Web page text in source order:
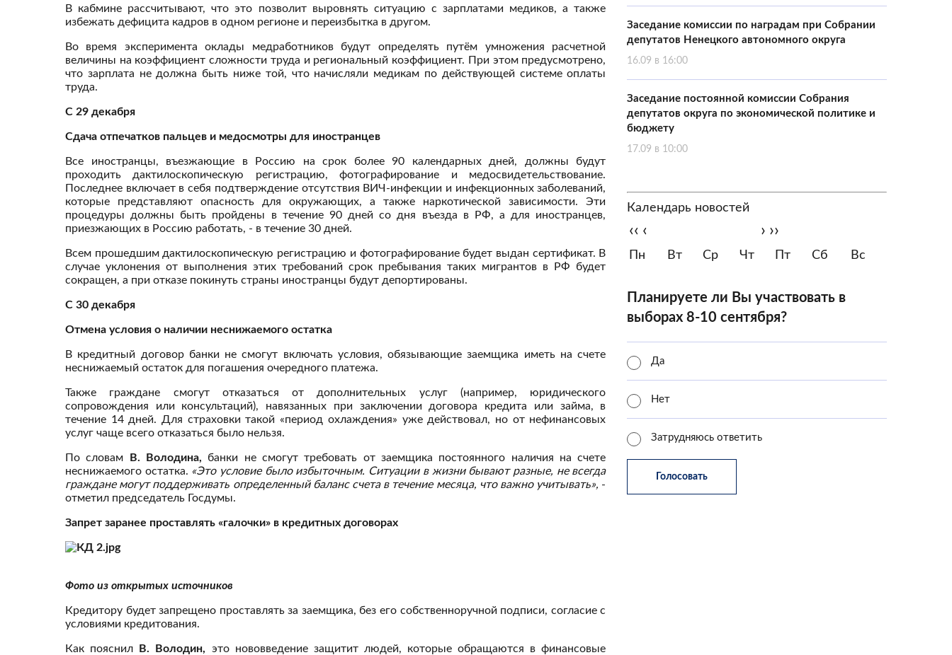
В кабмине рассчитывают, что это позволит выровнять ситуацию с зарплатами медиков, а также
избежать дефицита кадров в одном регионе и переизбытка в другом.
Во время эксперимента оклады медработников будут определять путём умножения расчетной
величины на коэффициент сложности труда и региональный коэффициент. При этом предусмотрено,
что зарплата не должна быть ниже той, что начисляли медикам по действующей системе оплаты
труда.
С 29 декабря
Сдача отпечатков пальцев и медосмотры для иностранцев
Все иностранцы, въезжающие в Россию на срок более 90 календарных дней, должны будут
проходить дактилоскопическую регистрацию, фотографирование и медосвидетельствование.
Последнее включает в себя подтверждение отсутствия ВИЧ-инфекции и инфекционных заболеваний,
которые представляют опасность для окружающих, а также наркотической зависимости. Эти
процедуры должны быть пройдены в течение 90 дней со дня въезда в РФ, а для иностранцев,
приезжающих в Россию работать, - в течение 30 дней.
Всем прошедшим дактилоскопическую регистрацию и фотографирование будет выдан сертификат. В
случае уклонения от выполнения этих требований срок пребывания таких мигрантов в РФ будет
сокращен, а при отказе покинуть страны иностранцы будут депортированы.
С 30 декабря
Отмена условия о наличии неснижаемого остатка
В кредитный договор банки не смогут включать условия, обязывающие заемщика иметь на счете
неснижаемый остаток для погашения очередного платежа.
Также граждане смогут отказаться от дополнительных услуг (например, юридического
сопровождения или консультаций), навязанных при заключении договора кредита или займа, в
течение 14 дней. Для страховки такой «период охлаждения» уже действовал, но от нефинансовых
услуг чаще всего отказаться было нельзя.
По словам В. Володина, банки не смогут требовать от заемщика постоянного наличия на счете
неснижаемого остатка. «Это условие было избыточным. Ситуации в жизни бывают разные, не всегда
граждане могут поддерживать определенный баланс счета в течение месяца, что важно учитывать», -
отметил председатель Госдумы.
Запрет заранее проставлять «галочки» в кредитных договорах
Фото из открытых источников
Кредитору будет запрещено проставлять за заемщика, без его собственноручной подписи, согласие с
условиями кредитования.
Как пояснил В. Володин, это нововведение защитит людей, которые обращаются в финансовые
Заседание комиссии по наградам при Собрании
депутатов Ненецкого автономного округа
16.09 в 16:00
Заседание постоянной комиссии Собрания
депутатов округа по экономической политике и
бюджету
17.09 в 10:00
Календарь новостей
‹‹ ‹ › ››
Пн Вт Ср Чт Пт Сб Вс
Планируете ли Вы участвовать в
выборах 8-10 сентября?
Да
Нет
Затрудняюсь ответить